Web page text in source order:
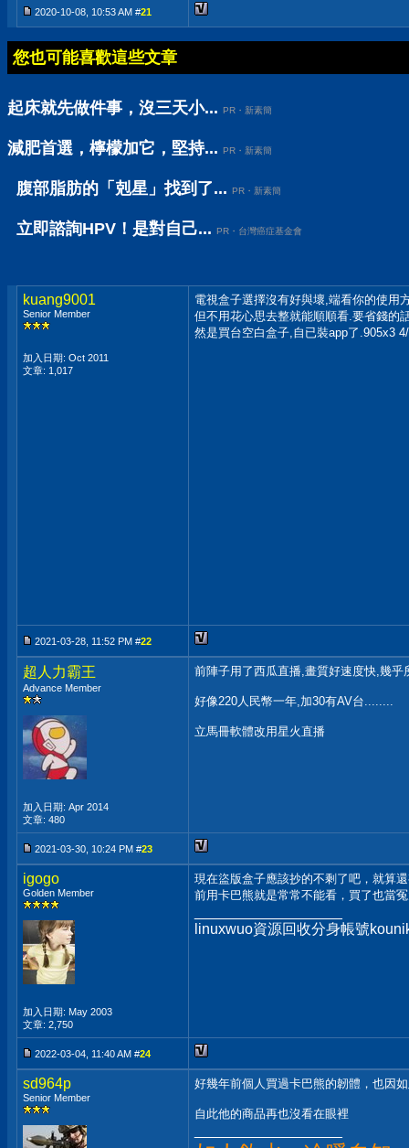
2020-10-08, 10:53 AM #21
您也可能喜歡這些文章
起床就先做件事，沒三天小... PR・新素簡
減肥首選，檸檬加它，堅持... PR・新素簡
腹部脂肪的「剋星」找到了... PR・新素簡
立即諮詢HPV！是對自己... PR・台灣癌症基金會
kuang9001
Senior Member
加入日期: Oct 2011
文章: 1,017
電視盒子選擇沒有好與壞,端看你的使用
但不用花心思去整就能順順看.要省錢的
然是買台空白盒子,自已裝app了.905x3
2021-03-28, 11:52 PM #22
超人力霸王
Advance Member
加入日期: Apr 2014
文章: 480
前陣子用了西瓜直播,畫質好速度快,幾
好像220人民幣一年,加30有AV台........
立馬冊軟體改用星火直播
2021-03-30, 10:24 PM #23
igogo
Golden Member
加入日期: May 2003
文章: 2,750
現在盜版盒子應該抄的不剩了吧，就算
前用卡巴熊就是常常不能看，買了也當
linuxwuo資源回收分身帳號
2022-03-04, 11:40 AM #24
sd964p
Senior Member
好幾年前個人買過卡巴熊的韌體，也因
自此他的商品再也沒看在眼裡